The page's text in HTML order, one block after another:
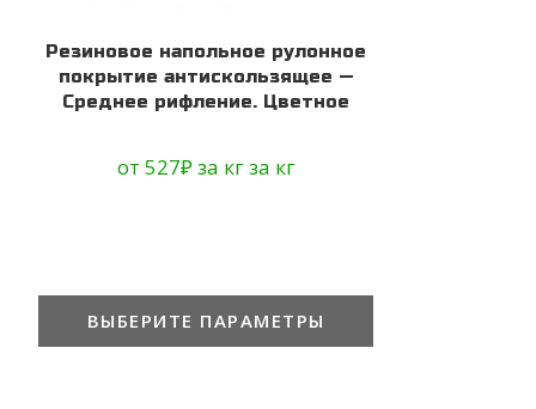
Резиновое напольное рулонное
покрытие антискользящее —
Среднее рифление. Цветное
от 527₽за кгза кг
ВЫБЕРИТЕ ПАРАМЕТРЫ